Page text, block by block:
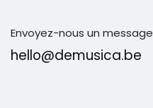
Envoyez-nous un message
hello@demusica.be